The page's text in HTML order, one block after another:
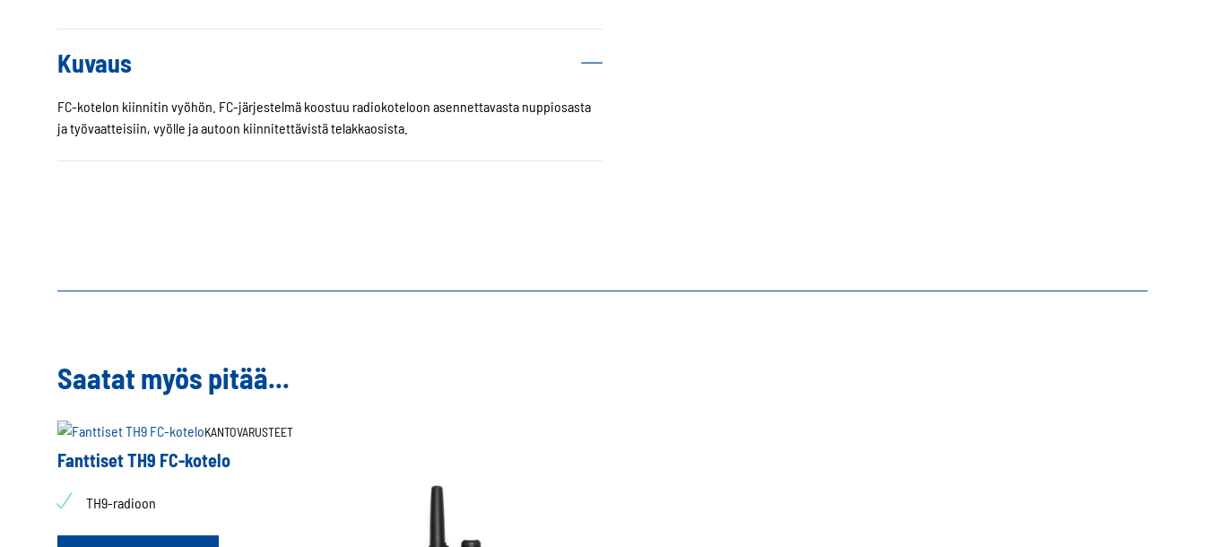
Kuvaus
FC-kotelon kiinnitin vyöhön. FC-järjestelmä koostuu radiokoteloon asennettavasta nuppiosasta
ja työvaatteisiin, vyölle ja autoon kiinnitettävistä telakkaosista.
Saatat myös pitää...
KANTOVARUSTEET
Fanttiset TH9 FC-kotelo
TH9-radioon